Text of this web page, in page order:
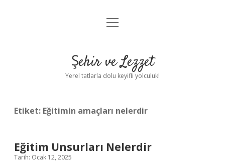
Anasayfa
Yasal Uyarı
menüyü
Şehir ve Lezzet
Yerel tatlarla dolu keyifli yolculuk!
Etiket: Eğitimin amaçları nelerdir
Eğitim Unsurları Nelerdir
Tarih: Ocak 12, 2025